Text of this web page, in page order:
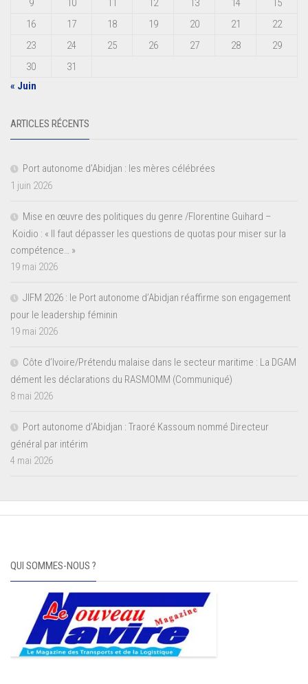
9
10 11 12 13 14
15
16
17 18 19 20 21
22
23
24 25 26 27 28
29
30
31
« Juin
ARTICLES RÉCENTS
Port autonome d’Abidjan : les mères célébrées
1 juin 2026
Mise en œuvre des politiques du genre /Florentine Guihard –
Koidio : « Il faut dépasser les questions de quotas pour miser sur la
compétence… »
19 mai 2026
JIFM 2026 : le Port autonome d’Abidjan réaffirme son engagement
pour le leadership féminin
19 mai 2026
Côte d’Ivoire/Prétendu malaise dans le secteur maritime : La DGAM
dément les déclarations du RASMOMM (Communiqué)
8 mai 2026
Port autonome d’Abidjan : Traoré Kassoum nommé Directeur
général par intérim
4 mai 2026
QUI SOMMES-NOUS ?